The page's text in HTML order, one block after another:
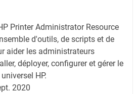
Printer Administrator Resource
d'outils, de scripts et de
aider les administrateurs
déployer, configurer et gérer le
HP.
2020